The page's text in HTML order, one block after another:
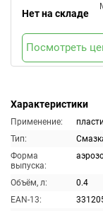
Характеристики
Применение:
Тип:
Форма
выпуска:
Объём, л:
0.4
EAN-13:
Нет на складе
Посмотреть